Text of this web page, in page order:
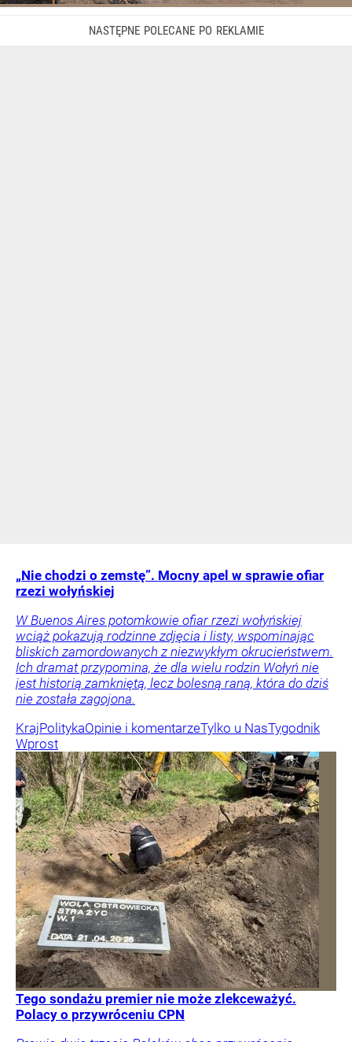
„Nie chodzi o zemstę”. Mocny apel w sprawie ofiar
rzezi wołyńskiej
W Buenos Aires potomkowie ofiar rzezi wołyńskiej
wciąż pokazują rodzinne zdjęcia i listy, wspominając
bliskich zamordowanych z niezwykłym okrucieństwem.
Ich dramat przypomina, że dla wielu rodzin Wołyń nie
jest historią zamkniętą, lecz bolesną raną, która do dziś
nie została zagojona.
KrajPolitykaOpinie i komentarzeTylko u NasTygodnik
Wprost
Tego sondażu premier nie może zlekceważyć.
Polacy o przywróceniu CPN